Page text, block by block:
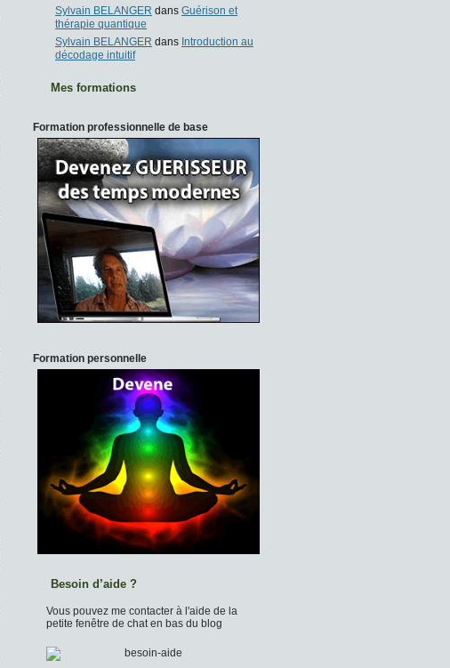
Sylvain BELANGER dans Guérison et
thérapie quantique
Sylvain BELANGER dans Introduction au
décodage intuitif
Mes formations
Formation professionnelle de base
Formation personnelle
Besoin d’aide ?
Vous pouvez me contacter à l'aide de la
petite fenêtre de chat en bas du blog